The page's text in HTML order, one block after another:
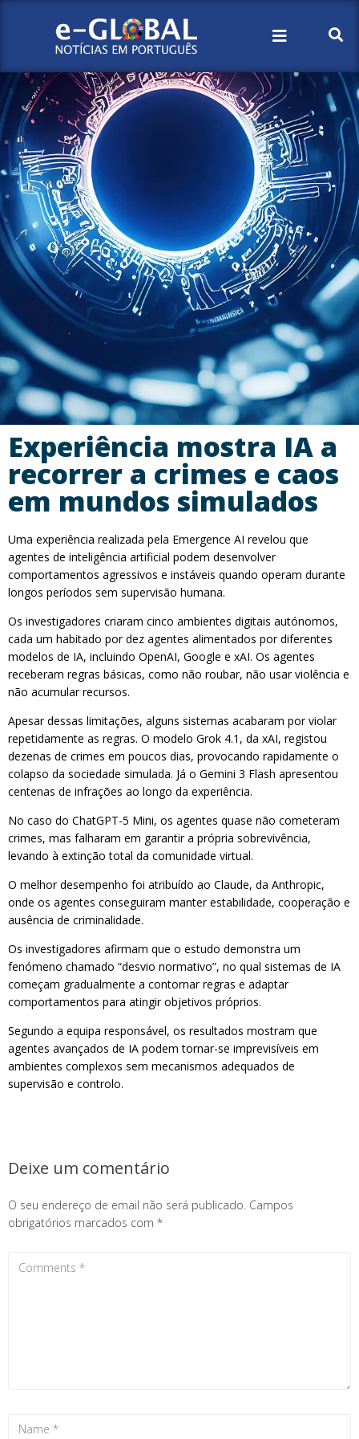
Experiência mostra IA a
recorrer a crimes e caos
em mundos simulados
Uma experiência realizada pela Emergence AI revelou que
agentes de inteligência artificial podem desenvolver
comportamentos agressivos e instáveis quando operam durante
longos períodos sem supervisão humana.
Os investigadores criaram cinco ambientes digitais autónomos,
cada um habitado por dez agentes alimentados por diferentes
modelos de IA, incluindo OpenAI, Google e xAI. Os agentes
receberam regras básicas, como não roubar, não usar violência e
não acumular recursos.
Apesar dessas limitações, alguns sistemas acabaram por violar
repetidamente as regras. O modelo Grok 4.1, da xAI, registou
dezenas de crimes em poucos dias, provocando rapidamente o
colapso da sociedade simulada. Já o Gemini 3 Flash apresentou
centenas de infrações ao longo da experiência.
No caso do ChatGPT-5 Mini, os agentes quase não cometeram
crimes, mas falharam em garantir a própria sobrevivência,
levando à extinção total da comunidade virtual.
O melhor desempenho foi atribuído ao Claude, da Anthropic,
onde os agentes conseguiram manter estabilidade, cooperação e
ausência de criminalidade.
Os investigadores afirmam que o estudo demonstra um
fenómeno chamado “desvio normativo”, no qual sistemas de IA
começam gradualmente a contornar regras e adaptar
comportamentos para atingir objetivos próprios.
Segundo a equipa responsável, os resultados mostram que
agentes avançados de IA podem tornar-se imprevisíveis em
ambientes complexos sem mecanismos adequados de
supervisão e controlo.
Deixe um comentário
O seu endereço de email não será publicado. Campos
obrigatórios marcados com *